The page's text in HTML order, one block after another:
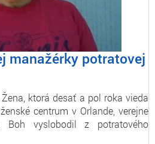
manažérky potratovej
Žena, ktorá desať a pol roka vieda
centrum v Orlande, verejne
vyslobodil z potratového